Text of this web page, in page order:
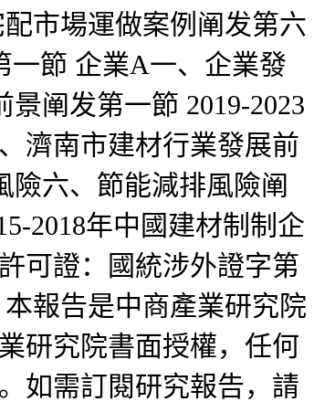
市場運做案例阐发第六
一節 企業A一、企業發
阐发第一節 2019-2023
濟南市建材行業發展前
險六、節能減排風險阐
2018年中國建材制制企
可證：國統涉外證字第
報告是中商產業研究院
研究院書面授權，任何
如需訂閱研究報告，請